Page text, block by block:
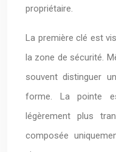
propriétaire.
La première clé est
la zone de sécurité.
souvent distinguer
forme. La pointe
légèrement plus
composée